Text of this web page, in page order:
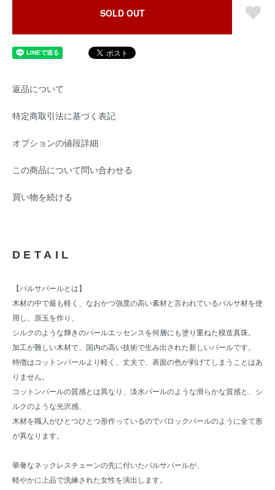
SOLD OUT
返品について
特定商取引法に基づく表記
オプションの値段詳細
この商品について問い合わせる
買い物を続ける
DETAIL
【バルサパールとは】
木材の中で最も軽く、なおかつ強度の高い素材と言われているバルサ材を使
用し、原玉を作り、
シルクのような輝きのパールエッセンスを何層にも塗り重ねた模造真珠。
加工が難しい木材で、国内の高い技術で生み出された新しいパールです。
特徴はコットンパールより軽く、丈夫で、表面の色が剥げてしまうことはあ
りません。
コットンパールの質感とは異なり、淡水パールのような滑らかな質感と、シ
ルクのような光沢感、
木材を職人がひとつひとつ形作っているのでバロックパールのように全て形
が異なります。
華奢なネックレスチェーンの先に付いたバルサパールが、
軽やかに上品で洗練された女性を演出します。